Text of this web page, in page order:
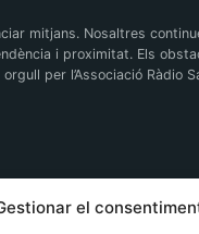
el
mitjans. Nosaltres
i proximitat. Els
per l’Associació Ràdio